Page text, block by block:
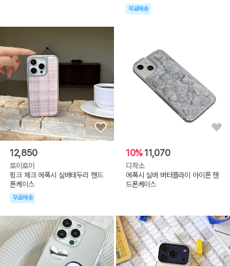
무료배송
12,850
로이로이
핑크 체크 에폭시 실버테두리 핸드
폰케이스
무료배송
10%11,070
디작소
에폭시 실버 버터플라이 아이폰 핸
드폰케이스